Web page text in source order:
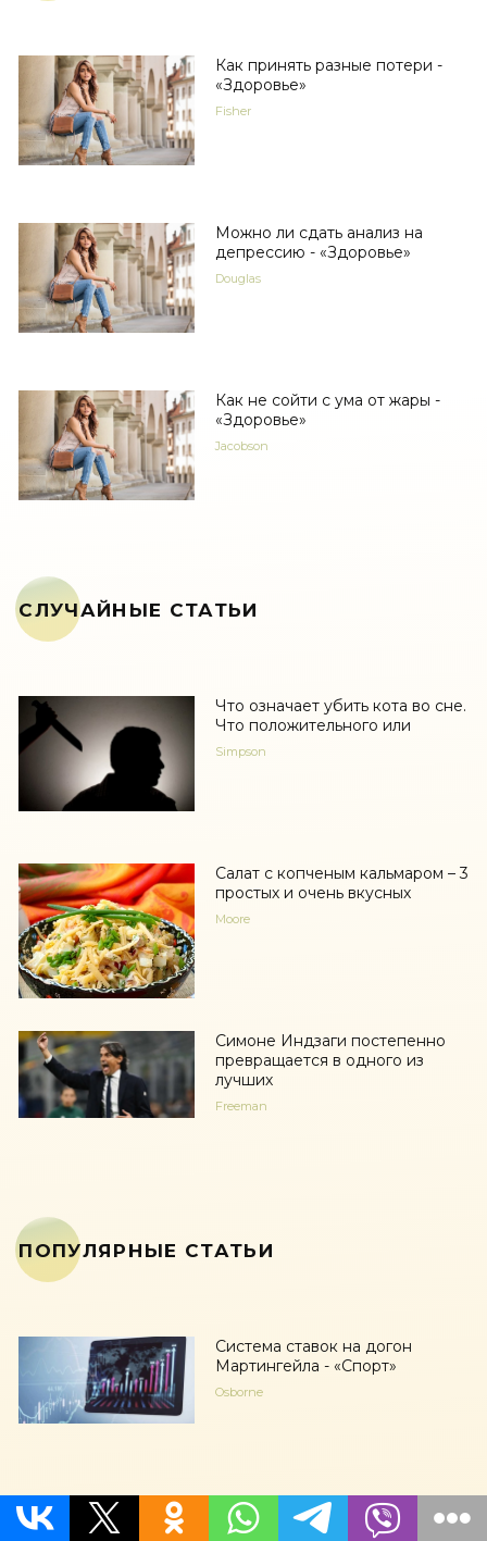
Как принять разные потери -
«Здоровье»
Fisher
Можно ли сдать анализ на
депрессию - «Здоровье»
Douglas
Как не сойти с ума от жары -
«Здоровье»
Jacobson
СЛУЧАЙНЫЕ СТАТЬИ
Что означает убить кота во сне.
Что положительного или
Simpson
Салат с копченым кальмаром – 3
простых и очень вкусных
Moore
Симоне Индзаги постепенно
превращается в одного из
лучших
Freeman
ПОПУЛЯРНЫЕ СТАТЬИ
Система ставок на догон
Мартингейла - «Спорт»
Osborne
Пустая трата денег: 5
витаминов, которые не